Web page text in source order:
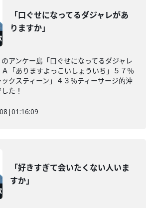
「口ぐせになってるダジャレがあ
りますか」
アンケー島「口ぐせになってるダジャレ
「ありますよっこいしょういち」５７％
クスティーン」４３％ティーサージ的沖
た！
|01:16:09
「好きすぎて会いたくない人いま
すか」